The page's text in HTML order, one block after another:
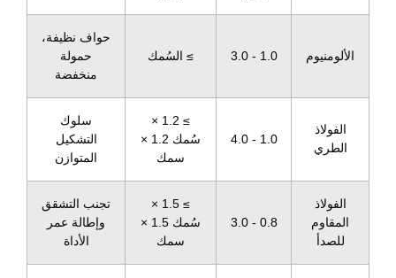
الألومنيوم 1.0 - 3.0 ≥ السُمك
حواف نظيفة،
حمولة
منخفضة
الفولاذ
الطري
1.0 - 4.0
≥ 1.2 ×
سُمك 1.2 ×
سمك
سلوك
التشكيل
المتوازن
الفولاذ
المقاوم
للصدأ
0.8 - 3.0
≥ 1.5 ×
سُمك 1.5 ×
سمك
تجنب التشقق
وإطالة عمر
الأداة